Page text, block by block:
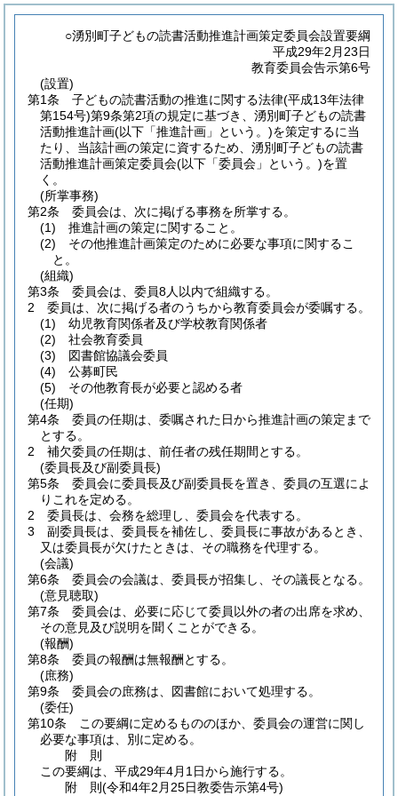
○湧別町子どもの読書活動推進計画策定委員会設置要綱
平成29年2月23日
教育委員会告示第6号
(設置)
第1条
子どもの読書活動の推進に関する法律(平成13年法律
第154号)第9条第2項の規定に基づき、湧別町子どもの読書
活動推進計画(以下「推進計画」という。)を策定するに当
たり、当該計画の策定に資するため、湧別町子どもの読書
活動推進計画策定委員会(以下「委員会」という。)を置
く。
(所掌事務)
第2条
委員会は、次に掲げる事務を所掌する。
(1)
推進計画の策定に関すること。
(2)
その他推進計画策定のために必要な事項に関するこ
と。
(組織)
第3条
委員会は、委員8人以内で組織する。
2
委員は、次に掲げる者のうちから教育委員会が委嘱する。
(1)
幼児教育関係者及び学校教育関係者
(2)
社会教育委員
(3)
図書館協議会委員
(4)
公募町民
(5)
その他教育長が必要と認める者
(任期)
第4条
委員の任期は、委嘱された日から推進計画の策定まで
とする。
2
補欠委員の任期は、前任者の残任期間とする。
(委員長及び副委員長)
第5条
委員会に委員長及び副委員長を置き、委員の互選によ
りこれを定める。
2
委員長は、会務を総理し、委員会を代表する。
3
副委員長は、委員長を補佐し、委員長に事故があるとき、
又は委員長が欠けたときは、その職務を代理する。
(会議)
第6条
委員会の会議は、委員長が招集し、その議長となる。
(意見聴取)
第7条
委員会は、必要に応じて委員以外の者の出席を求め、
その意見及び説明を聞くことができる。
(報酬)
第8条
委員の報酬は無報酬とする。
(庶務)
第9条
委員会の庶務は、図書館において処理する。
(委任)
第10条
この要綱に定めるもののほか、委員会の運営に関し
必要な事項は、別に定める。
附 則
この要綱は、平成29年4月1日から施行する。
附 則(令和4年2月25日教委告示第4号)